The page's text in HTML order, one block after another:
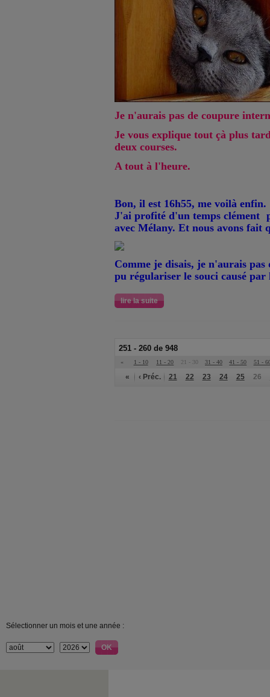
Je n'aurais pas de coupure
Je vous explique tout çà plus
deux courses.
A tout à l'heure.
Bon, il est 16h55, me voilà enfin.
J'ai profité d'un temps clément
avec Mélany. Et nous avons fait
Comme je disais, je n'aurais
pu régulariser le souci causé par
lire la suite
251 - 260 de 948
« 1 - 10 11 - 20 21 - 30 31 - 40 41 - 50 51 -
« ‹ Préc. 21 22 23 24 25 26
Sélectionner un mois et une année :